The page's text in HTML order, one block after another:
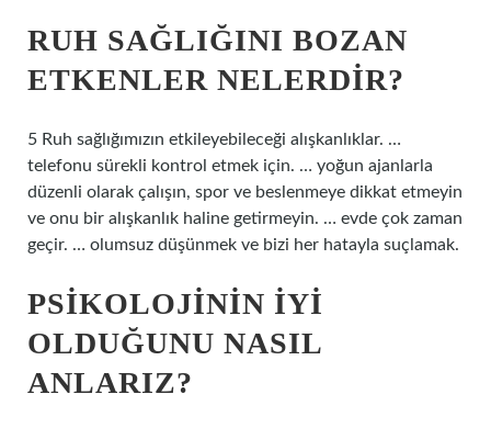
RUH SAĞLIĞINI BOZAN
ETKENLER NELERDIR?
5 Ruh sağlığımızın etkileyebileceği alışkanlıklar. …
telefonu sürekli kontrol etmek için. … yoğun ajanlarla
düzenli olarak çalışın, spor ve beslenmeye dikkat etmeyin
ve onu bir alışkanlık haline getirmeyin. … evde çok zaman
geçir. … olumsuz düşünmek ve bizi her hatayla suçlamak.
PSIKOLOJININ IYI
OLDUĞUNU NASIL
ANLARIZ?